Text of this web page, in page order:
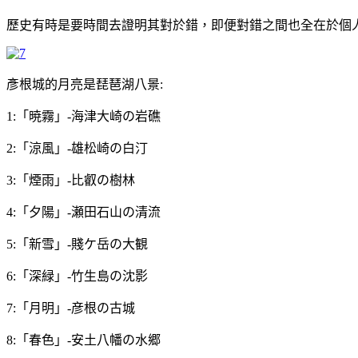
歷史有時是要時間去證明其對於錯，即便對錯之間也全在於個
彥根城的月亮是琵琶湖八景:
1:「暁霧」-海津大崎の岩礁
2:「涼風」-雄松崎の白汀
3:「煙雨」-比叡の樹林
4:「夕陽」-瀬田石山の清流
5:「新雪」-賤ケ岳の大観
6:「深緑」-竹生島の沈影
7:「月明」-彦根の古城
8:「春色」-安土八幡の水郷